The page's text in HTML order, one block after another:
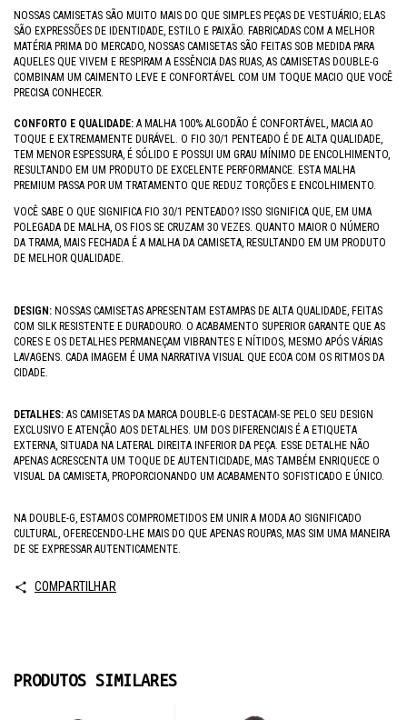
NOSSAS CAMISETAS SÃO MUITO MAIS DO QUE SIMPLES PEÇAS DE VESTUÁRIO; ELAS
SÃO EXPRESSÕES DE IDENTIDADE, ESTILO E PAIXÃO. FABRICADAS COM A MELHOR
MATÉRIA PRIMA DO MERCADO, NOSSAS CAMISETAS SÃO FEITAS SOB MEDIDA PARA
AQUELES QUE VIVEM E RESPIRAM A ESSÊNCIA DAS RUAS, AS CAMISETAS DOUBLE-G
COMBINAM UM CAIMENTO LEVE E CONFORTÁVEL COM UM TOQUE MACIO QUE VOCÊ
PRECISA CONHECER.
CONFORTO E QUALIDADE: A MALHA 100% ALGODÃO É CONFORTÁVEL, MACIA AO
TOQUE E EXTREMAMENTE DURÁVEL. O FIO 30/1 PENTEADO É DE ALTA QUALIDADE,
TEM MENOR ESPESSURA, É SÓLIDO E POSSUI UM GRAU MÍNIMO DE ENCOLHIMENTO,
RESULTANDO EM UM PRODUTO DE EXCELENTE PERFORMANCE. ESTA MALHA
PREMIUM PASSA POR UM TRATAMENTO QUE REDUZ TORÇÕES E ENCOLHIMENTO.
VOCÊ SABE O QUE SIGNIFICA FIO 30/1 PENTEADO? ISSO SIGNIFICA QUE, EM UMA
POLEGADA DE MALHA, OS FIOS SE CRUZAM 30 VEZES. QUANTO MAIOR O NÚMERO
DA TRAMA, MAIS FECHADA É A MALHA DA CAMISETA, RESULTANDO EM UM PRODUTO
DE MELHOR QUALIDADE.
DESIGN: NOSSAS CAMISETAS APRESENTAM ESTAMPAS DE ALTA QUALIDADE, FEITAS
COM SILK RESISTENTE E DURADOURO. O ACABAMENTO SUPERIOR GARANTE QUE AS
CORES E OS DETALHES PERMANEÇAM VIBRANTES E NÍTIDOS, MESMO APÓS VÁRIAS
LAVAGENS. CADA IMAGEM É UMA NARRATIVA VISUAL QUE ECOA COM OS RITMOS DA
CIDADE.
DETALHES: AS CAMISETAS DA MARCA DOUBLE-G DESTACAM-SE PELO SEU DESIGN
EXCLUSIVO E ATENÇÃO AOS DETALHES. UM DOS DIFERENCIAIS É A ETIQUETA
EXTERNA, SITUADA NA LATERAL DIREITA INFERIOR DA PEÇA. ESSE DETALHE NÃO
APENAS ACRESCENTA UM TOQUE DE AUTENTICIDADE, MAS TAMBÉM ENRIQUECE O
VISUAL DA CAMISETA, PROPORCIONANDO UM ACABAMENTO SOFISTICADO E ÚNICO.
NA DOUBLE-G, ESTAMOS COMPROMETIDOS EM UNIR A MODA AO SIGNIFICADO
CULTURAL, OFERECENDO-LHE MAIS DO QUE APENAS ROUPAS, MAS SIM UMA MANEIRA
DE SE EXPRESSAR AUTENTICAMENTE.
COMPARTILHAR
PRODUTOS SIMILARES